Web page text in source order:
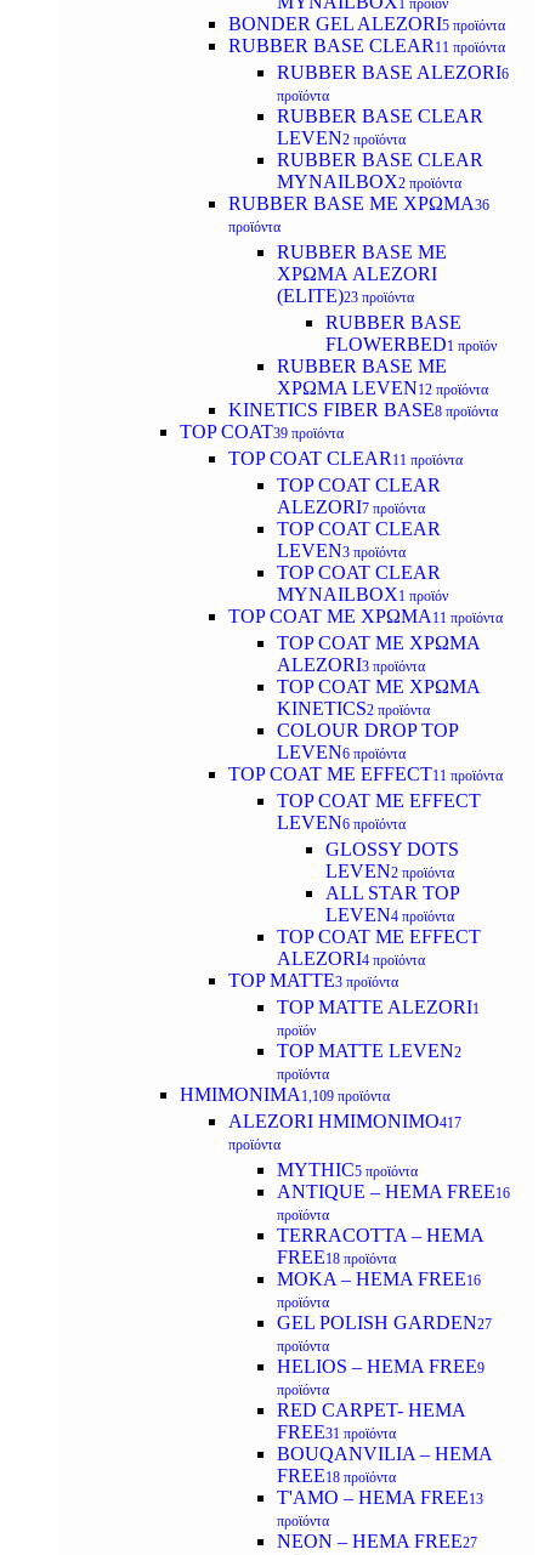
1 προϊόν
BONDER GEL ALEZORI5 προϊόντα
RUBBER BASE CLEAR 11 προϊόντα
RUBBER BASE ALEZORI6
προϊόντα
RUBBER BASE CLEAR
LEVEN2 προϊόντα
RUBBER BASE CLEAR
MYNAILBOX2 προϊόντα
RUBBER BASE ΜΕ ΧΡΩΜΑ36
προϊόντα
RUBBER BASE ΜΕ
ΧΡΩΜΑ ALEZORI
(ELITE)23 προϊόντα
RUBBER BASE
FLOWERBED1 προϊόν
RUBBER BASE ΜΕ
ΧΡΩΜΑ LEVEN12 προϊόντα
KINETICS FIBER BASE8 προϊόντα
TOP COAT39 προϊόντα
TOP COAT CLEAR 11 προϊόντα
TOP COAT CLEAR
ALEZORI7 προϊόντα
TOP COAT CLEAR
LEVEN3 προϊόντα
TOP COAT CLEAR
MYNAILBOX1 προϊόν
TOP COAT ΜΕ ΧΡΩΜΑ 11 προϊόντα
TOP COAT ΜΕ ΧΡΩΜΑ
ALEZORI3 προϊόντα
TOP COAT ΜΕ ΧΡΩΜΑ
KINETICS2 προϊόντα
COLOUR DROP TOP
LEVEN6 προϊόντα
TOP COAT ΜΕ EFFECT11 προϊόντα
TOP COAT ME EFFECT
LEVEN6 προϊόντα
GLOSSY DOTS
LEVEN2 προϊόντα
ALL STAR TOP
LEVEN4 προϊόντα
TOP COAT ME EFFECT
ALEZORI4 προϊόντα
TOP MATTE3 προϊόντα
TOP MATTE ALEZORI1
προϊόν
TOP MATTE LEVEN2
προϊόντα
ΗΜΙΜΟΝΙΜΑ 1,109 προϊόντα
ALEZORI ΗΜΙΜΟΝΙΜΟ417
προϊόντα
MYTHIC5 προϊόντα
ANTIQUE – HEMA FREE16
προϊόντα
TERRACOTTA – HEMA
FREE18 προϊόντα
MOKA – HEMA FREE16
προϊόντα
GEL POLISH GARDEN27
προϊόντα
HELIOS – HEMA FREE9
προϊόντα
RED CARPET- HEMA
FREE31 προϊόντα
BOUQANVILIA – HEMA
FREE18 προϊόντα
T'AMO – HEMA FREE13
προϊόντα
NEON – HEMA FREE27